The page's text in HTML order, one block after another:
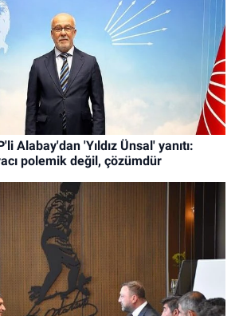
Alabay'dan 'Yıldız Ünsal' yanıtı:
polemik değil, çözümdür